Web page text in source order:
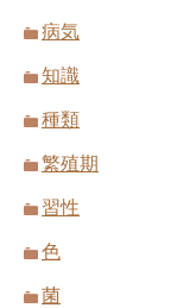
病気
知識
種類
繁殖期
習性
色
菌